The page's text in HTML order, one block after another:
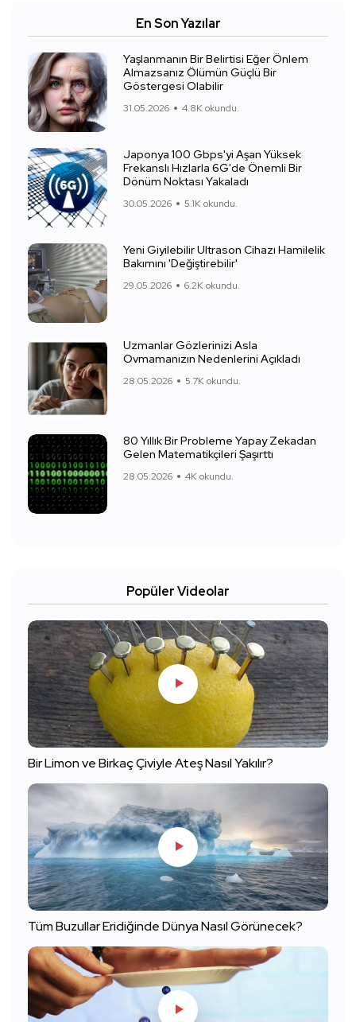
En Son Yazılar
Yaşlanmanın Bir Belirtisi Eğer Önlem
Almazsanız Ölümün Güçlü Bir
Göstergesi Olabilir
31.05.2026 4.8K okundu.
Japonya 100 Gbps'yi Aşan Yüksek
Frekanslı Hızlarla 6G'de Önemli Bir
Dönüm Noktası Yakaladı
30.05.2026 5.1K okundu.
Yeni Giyilebilir Ultrason Cihazı Hamilelik
Bakımını 'Değiştirebilir'
29.05.2026 6.2K okundu.
Uzmanlar Gözlerinizi Asla
Ovmamanızın Nedenlerini Açıkladı
28.05.2026 5.7K okundu.
80 Yıllık Bir Probleme Yapay Zekadan
Gelen Matematikçileri Şaşırttı
28.05.2026 4K okundu.
Popüler Videolar
Bir Limon ve Birkaç Çiviyle Ateş Nasıl Yakılır?
Tüm Buzullar Eridiğinde Dünya Nasıl Görünecek?